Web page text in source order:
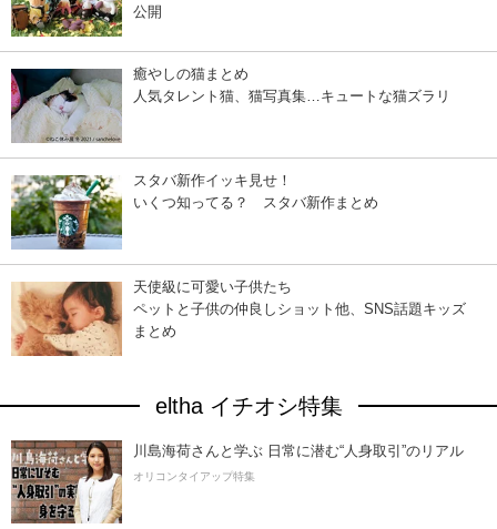
公開
癒やしの猫まとめ
人気タレント猫、猫写真集…キュートな猫ズラリ
スタバ新作イッキ見せ！
いくつ知ってる？ スタバ新作まとめ
天使級に可愛い子供たち
ペットと子供の仲良しショット他、SNS話題キッズ
まとめ
eltha イチオシ特集
川島海荷さんと学ぶ 日常に潜む“人身取引”のリアル
オリコンタイアップ特集